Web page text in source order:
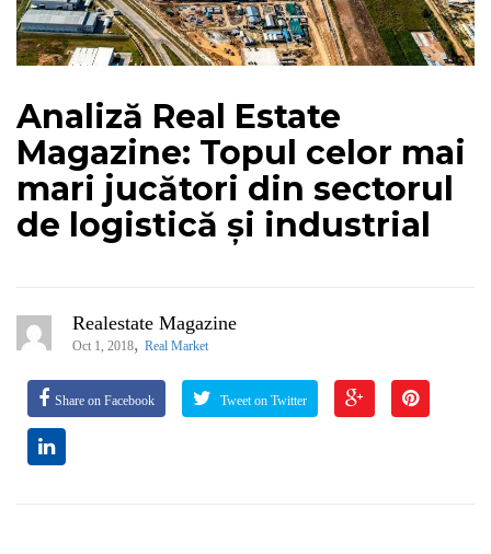
Analiză Real Estate
Magazine: Topul celor mai
mari jucători din sectorul
de logistică și industrial
Realestate Magazine
Oct 1, 2018, Real Market
Share on Facebook Tweet on Twitter